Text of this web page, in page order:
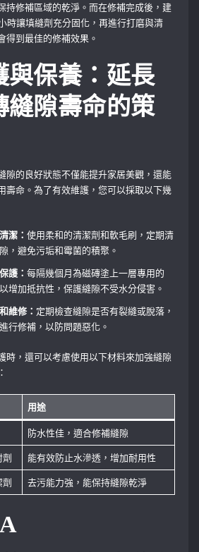
持修補區域的乾淨。而在修補完成後，建
時讓填縫劑充分固化，再進行打磨與清
得到最佳的修補效果。
與保養：延長
縫隙壽命的策
隙的良好狀態不僅能提升家居美觀，還能
壽命。為了有效維護，您可以採取以下幾
潔：使用柔和的清潔劑和軟毛刷，定期清
，避免污垢和霉菌的積聚。
護：每隔幾個月為磁磚塗上一層專用的
增加抵抗性，保護縫隙不受水分侵害。
維修： 定期檢查縫隙是否有裂縫或脫落，
行修補，以防問題惡化。
時，還可以考慮使用以下材料來加強縫隙
用途
防水性佳，適合修補縫隙
劑
能有效防止水滲透，增加耐用性
劑
去污能力強，能保持縫隙乾淨